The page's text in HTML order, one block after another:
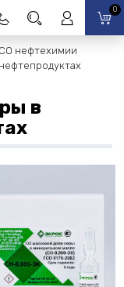
0
нефтехимии
в